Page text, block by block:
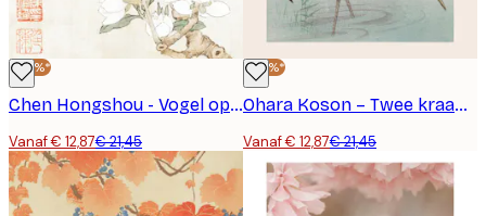
-40%*
Chen Hongshou - Vogel op Tak Poster
Vanaf € 12,87€ 21,45
-40%*
Ohara Koson – Twee kraanvogels Poster
Vanaf € 12,87€ 21,45